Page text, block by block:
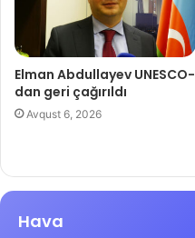
Elman Abdullayev UNESCO-
dan geri çağırıldı
Avqust 6, 2026
Hava